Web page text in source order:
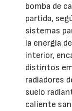
bomba de
partida,
sistemas
la energía
interior,
distintos
radiadores
suelo
caliente